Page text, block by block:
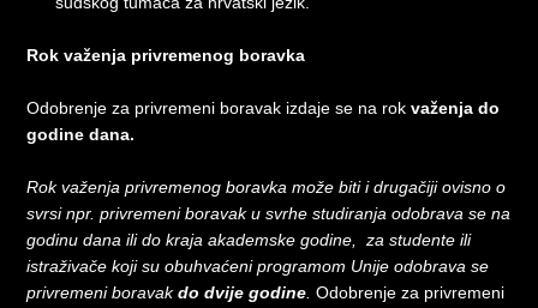
Rok važenja privremenog boravka
Odobrenje za privremeni boravak izdaje se na rokvaženja do
godine dana.
Rok važenja privremenog boravka može biti i drugačiji ovisno o
svrsi npr. privremeni boravak u svrhe studiranja odobrava se na
godinu dana ili do kraja akademske godine, za studente ili
istraživače koji su obuhvaćeni programom Unije odobrava se
privremeni boravakdo dvije godine Odobrenje za privremeni